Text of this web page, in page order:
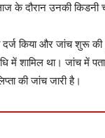
के दौरान उनकी किडनी
दर्ज किया और जांच शुरू
में शामिल था। जांच में
की जांच जारी है।